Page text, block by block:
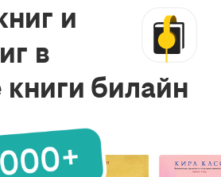
и
в
билайн